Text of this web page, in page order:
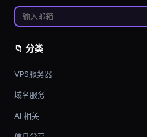
📁 分类
VPS服务器
域名服务
AI 相关